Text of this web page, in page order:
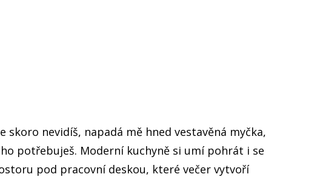
nevidíš, napadá mě hned vestavěná myčka,
potřebuješ. Moderní kuchyně si umí pohrát i se
pod pracovní deskou, které večer vytvoří